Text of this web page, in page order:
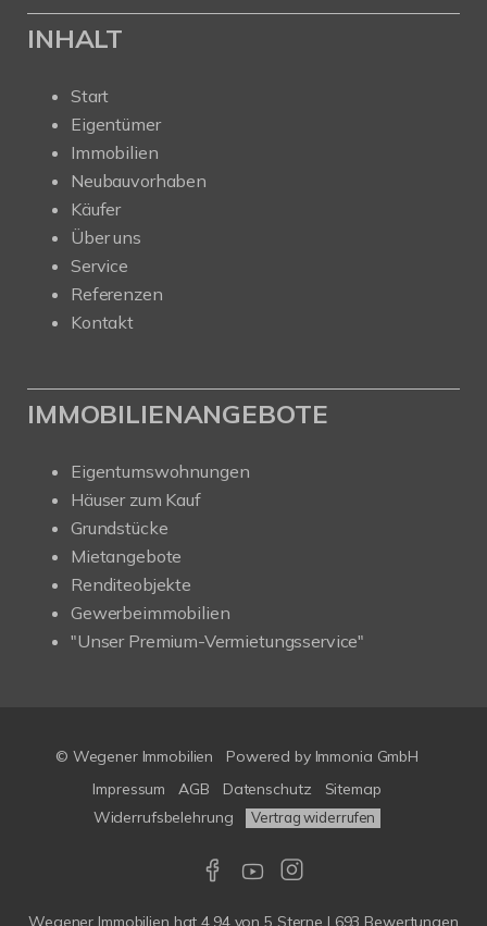
INHALT
Start
Eigentümer
Immobilien
Neubauvorhaben
Käufer
Über uns
Service
Referenzen
Kontakt
IMMOBILIENANGEBOTE
Eigentumswohnungen
Häuser zum Kauf
Grundstücke
Mietangebote
Renditeobjekte
Gewerbeimmobilien
"Unser Premium-Vermietungsservice"
© Wegener Immobilien Powered by Immonia GmbH
Impressum
AGB Datenschutz
Sitemap
Widerrufsbelehrung
Vertrag widerrufen
Wegener Immobilien hat4,94von5 Sterne | 693 Bewertungen